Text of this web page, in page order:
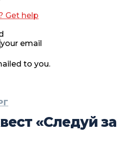
Get help
your email
to you.
«Следуй за